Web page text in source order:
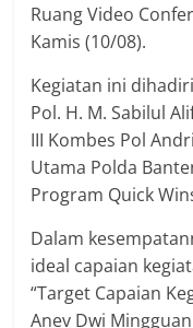
Ruang Video
Kamis (10/08).
Kegiatan ini
Pol. H. M. Sabilul
III Kombes Pol
Utama Polda
Program Quick
Dalam
ideal capaian
“Target Capaian
Anev Dwi